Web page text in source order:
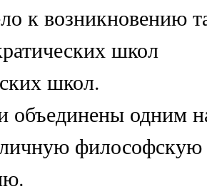
к возникновению
школ
школ.
объединены одним
философскую